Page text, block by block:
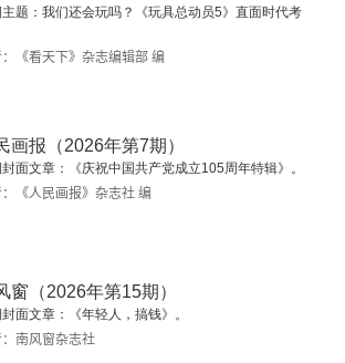
题：我们还会玩吗？《玩具总动员5》直面时代考
《看天下》杂志编辑部 编
画报（2026年第7期）
面文章：《庆祝中国共产党成立105周年特辑》。
《人民画报》杂志社 编
窗（2026年第15期）
面文章：《年轻人，搞钱》。
南风窗杂志社